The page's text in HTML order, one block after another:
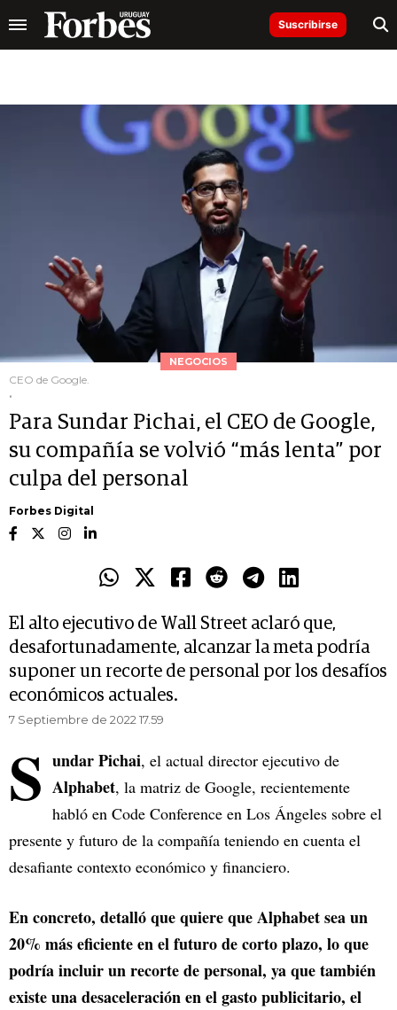
Suscribirse
NEGOCIOS
CEO de Google.
.
Para Sundar Pichai, el CEO de Google,
su compañía se volvió “más lenta” por
culpa del personal
Forbes Digital
El alto ejecutivo de Wall Street aclaró que,
desafortunadamente, alcanzar la meta podría
suponer un recorte de personal por los desafíos
económicos actuales.
7 Septiembre de 2022 17.59
S undar Pichai, el actual director ejecutivo de
Alphabet, la matriz de Google, recientemente
habló en Code Conference en Los Ángeles sobre el
presente y futuro de la compañía teniendo en cuenta el
desafiante contexto económico y financiero.
En concreto, detalló que quiere que Alphabet sea un
20% más eficiente en el futuro de corto plazo, lo que
podría incluir un recorte de personal, ya que también
existe una desaceleración en el gasto publicitario, el